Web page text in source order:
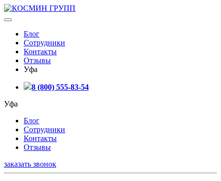
Блог
Сотрудники
Контакты
Отзывы
Уфа
8 (800) 555-83-54
Уфа
Блог
Сотрудники
Контакты
Отзывы
заказать звонок